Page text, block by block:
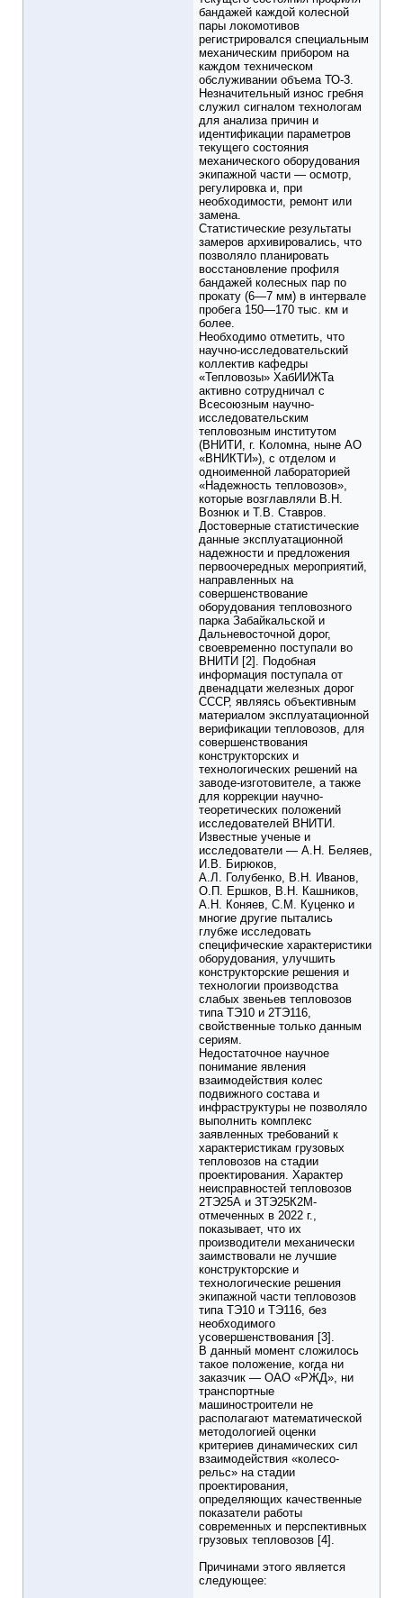
бандажей каждой колесной
пары локомотивов
регистрировался специальным
механическим прибором на
каждом техническом
обслуживании объема ТО-3.
Незначительный износ гребня
служил сигналом технологам
для анализа причин и
идентификации параметров
текущего состояния
механического оборудования
экипажной части — осмотр,
регулировка и, при
необходимости, ремонт или
замена.
Статистические результаты
замеров архивировались, что
позволяло планировать
восстановление профиля
бандажей колесных пар по
прокату (6—7 мм) в интервале
пробега 150—170 тыс. км и
более.
Необходимо отметить, что
научно-исследовательский
коллектив кафедры
«Тепловозы» ХабИИЖТа
активно сотрудничал с
Всесоюзным научно-
исследовательским
тепловозным институтом
(ВНИТИ, г. Коломна, ныне АО
«ВНИКТИ»), с отделом и
одноименной лабораторией
«Надежность тепловозов»,
которые возглавляли В.Н.
Вознюк и Т.В. Ставров.
Достоверные статистические
данные эксплуатационной
надежности и предложения
первоочередных мероприятий,
направленных на
совершенствование
оборудования тепловозного
парка Забайкальской и
Дальневосточной дорог,
своевременно поступали во
ВНИТИ [2]. Подобная
информация поступала от
двенадцати железных дорог
СССР, являясь объективным
материалом эксплуатационной
верификации тепловозов, для
совершенствования
конструкторских и
технологических решений на
заводе-изготовителе, а также
для коррекции научно-
теоретических положений
исследователей ВНИТИ.
Известные ученые и
исследователи — А.Н. Беляев,
И.В. Бирюков,
А.Л. Голубенко, В.Н. Иванов,
О.П. Ершков, В.Н. Кашников,
А.Н. Коняев, С.М. Куценко и
многие другие пытались
глубже исследовать
специфические характеристики
оборудования, улучшить
конструкторские решения и
технологии производства
слабых звеньев тепловозов
типа ТЭ10 и 2ТЭ116,
свойственные только данным
сериям.
Недостаточное научное
понимание явления
взаимодействия колес
подвижного состава и
инфраструктуры не позволяло
выполнить комплекс
заявленных требований к
характеристикам грузовых
тепловозов на стадии
проектирования. Характер
неисправностей тепловозов
2ТЭ25А и ЗТЭ25К2М-
отмеченных в 2022 г.,
показывает, что их
производители механически
заимствовали не лучшие
конструкторские и
технологические решения
экипажной части тепловозов
типа ТЭ10 и ТЭ116, без
необходимого
усовершенствования [3].
В данный момент сложилось
такое положение, когда ни
заказчик — ОАО «РЖД», ни
транспортные
машиностроители не
располагают математической
методологией оценки
критериев динамических сил
взаимодействия «колесо-
рельс» на стадии
проектирования,
определяющих качественные
показатели работы
современных и перспективных
грузовых тепловозов [4].
Причинами этого является
следующее: